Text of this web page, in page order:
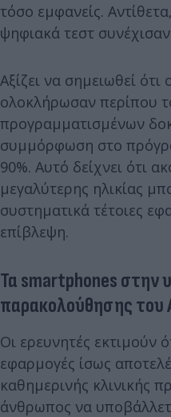
τόσο εμφανείς.
ψηφιακά τεστ
Αξίζει να σημειωθεί ότι
ολοκλήρωσαν περίπου
προγραμματισμένων
συμμόρφωση στο
90%. Αυτό δείχνει ότι
μεγαλύτερης ηλικίας
συστηματικά τέτοιες
επίβλεψη.
Τα smartphones στην
παρακολούθησης του
Οι ερευνητές εκτιμούν
εφαρμογές ίσως
καθημερινής κλινικής
άνθρωπος να